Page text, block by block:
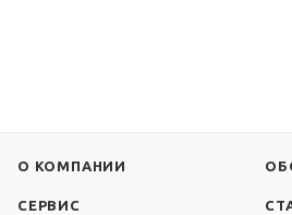
О КОМПАНИИ
СЕРВИС